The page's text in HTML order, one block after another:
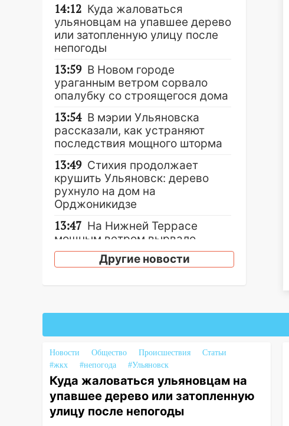
14:12 Куда жаловаться
ульяновцам на упавшее дерево
или затопленную улицу после
непогоды
13:59 В Новом городе
ураганным ветром сорвало
опалубку со строящегося дома
13:54 В мэрии Ульяновска
рассказали, как устраняют
последствия мощного шторма
13:49 Стихия продолжает
крушить Ульяновск: дерево
рухнуло на дом на
Орджоникидзе
13:47 На Нижней Террасе
мощным ветром вырвало
дерево с корнем
бить по транспорту: в
Ульяновске трамвай сошёл с
рельсов
13:22
Упавшие деревья
перекрыли дороги в
Ульяновске: фото
Другие новости
Новости Общество Происшествия
Статьи
#жкх
#непогода #Ульяновск
Куда жаловаться ульяновцам на
упавшее дерево или затопленную
улицу после непогоды